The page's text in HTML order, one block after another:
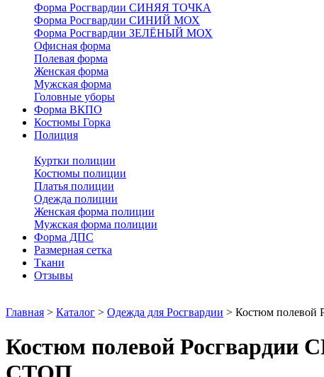
Форма Росгвардии СИНЯЯ ТОЧКА
Форма Росгвардии СИНИЙ МОХ
Форма Росгвардии ЗЕЛЁНЫЙ МОХ
Офисная форма
Полевая форма
Женская форма
Мужская форма
Головные уборы
Форма ВКПО
Костюмы Горка
Полиция
Куртки полиции
Костюмы полиции
Платья полиции
Одежда полиции
Женская форма полиции
Мужская форма полиции
Форма ДПС
Размерная сетка
Ткани
Отзывы
Главная > Каталог > Одежда для Росгвардии > Костюм полевой
Костюм полевой Росгвардии